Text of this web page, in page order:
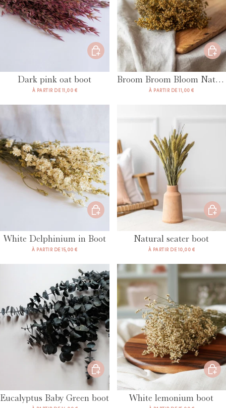
Dark pink oat boot
À PARTIR DE 11,00 €
Broom Broom Bloom Natural
À PARTIR DE 11,00 €
White Delphinium in Boot
À PARTIR DE 15,00 €
Natural seater boot
À PARTIR DE 10,00 €
Eucalyptus Baby Green boot White lemonium boot